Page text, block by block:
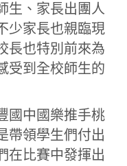
生、家長出團人
少家長也親臨現
長也特別前來為
受到全校師生的
國中國樂推手桃
帶領學生們付出
在比賽中發揮出